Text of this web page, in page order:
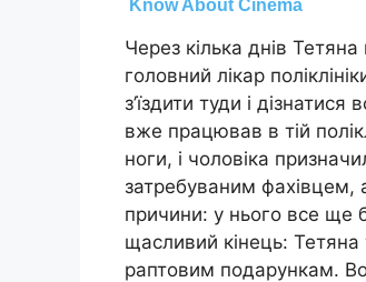
Через кілька днів
головний лікар
з’їздити туди і
вже працював в тій
ноги, і чоловіка
затребуваним фахівцем,
причини: у нього все ще
щасливий кінець:
раптовим подарункам.